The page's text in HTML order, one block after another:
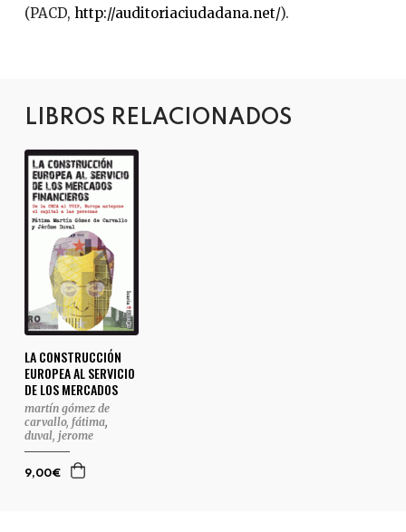
(PACD, http://auditoriaciudadana.net/).
LIBROS RELACIONADOS
LA CONSTRUCCIÓN
EUROPEA AL SERVICIO
DE LOS MERCADOS
martín gómez de
carvallo, fátima,
duval, jerome
9,00€